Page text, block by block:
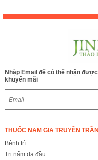
Nhập Email để có thể nhận
khuyến mãi
THUỐC NAM GIA TRUYỀN
Bệnh trĩ
Trị nấm da đầu